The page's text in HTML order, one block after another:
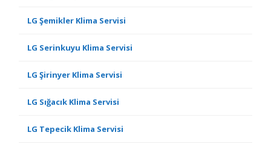
LG Şemikler Klima Servisi
LG Serinkuyu Klima Servisi
LG Şirinyer Klima Servisi
LG Sığacık Klima Servisi
LG Tepecik Klima Servisi